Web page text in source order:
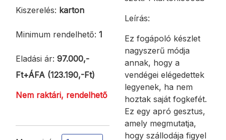
Kiszerelés: karton
Minimum rendelhető: 1
Eladási ár: 97.000,-
Ft+ÁFA (123.190,-Ft)
Nem raktári, rendelhető
Leírás:
Ez fogápoló készlet
nagyszerű módja
annak, hogy a
vendégei elégedettek
legyenek, ha nem
hoztak saját fogkefét.
Ez egy apró gesztus,
amely megmutatja,
hogy szállodája figyel